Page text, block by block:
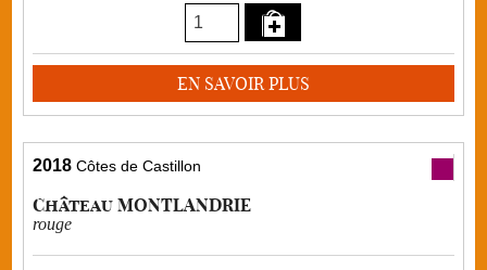
EN SAVOIR PLUS
2018 Côtes de Castillon
Château MONTLANDRIE
rouge